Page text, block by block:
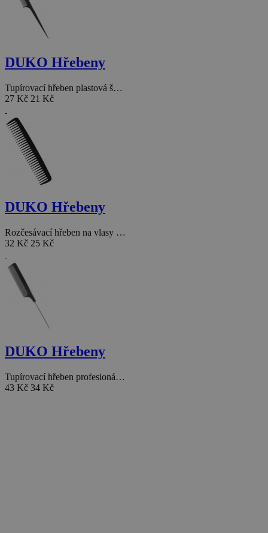
DUKO Hřebeny
Tupírovací hřeben plastová š…
27 Kč 21 Kč
DUKO Hřebeny
Rozčesávací hřeben na vlasy …
32 Kč 25 Kč
DUKO Hřebeny
Tupírovací hřeben profesioná…
43 Kč 34 Kč